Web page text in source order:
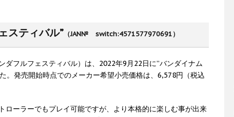
スティバル” （JAN№ switch:4571577970691）
ダフルフェスティバル）は、2022年9月22日に”バンダイナム
。発売開始時点でのメーカー希望小売価格は、6,578円（税込
ーラーでもプレイ可能ですが、より本格的に楽しむ事が出来